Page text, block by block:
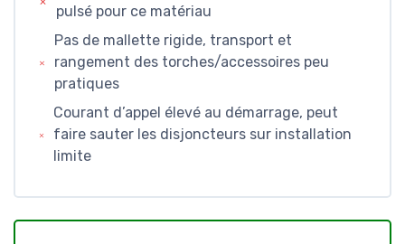
pulsé pour ce matériau
Pas de mallette rigide, transport et
rangement des torches/accessoires peu
pratiques
Courant d’appel élevé au démarrage, peut
faire sauter les disjoncteurs sur installation
limite